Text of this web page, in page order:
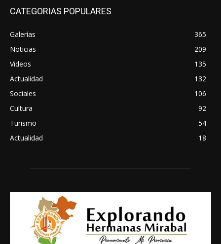
CATEGORIAS POPULARES
Galerías
365
Noticias
209
Videos
135
Actualidad
132
Sociales
106
Cultura
92
Turismo
54
Actualidad
18